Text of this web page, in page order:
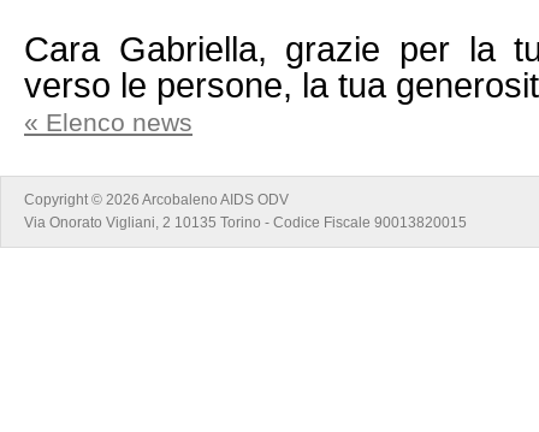
Cara Gabriella, grazie per la
verso le persone, la tua
« Elenco news
Copyright © 2026 Arcobaleno AIDS ODV
Via Onorato Vigliani, 2 10135 Torino - Codice Fiscale 90013820015